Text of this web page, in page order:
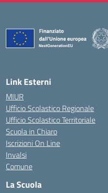
Link Esterni
MIUR
Ufficio Scolastico Regionale
Ufficio Scolastico Territoriale
Scuola in Chiaro
Iscrizioni On Line
Invalsi
Comune
La Scuola